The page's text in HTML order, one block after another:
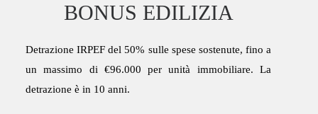
BONUS EDILIZIA
Detrazione IRPEF del 50% sulle spese sostenute, fino a
un massimo di €96.000 per unità immobiliare. La
detrazione è in 10 anni.